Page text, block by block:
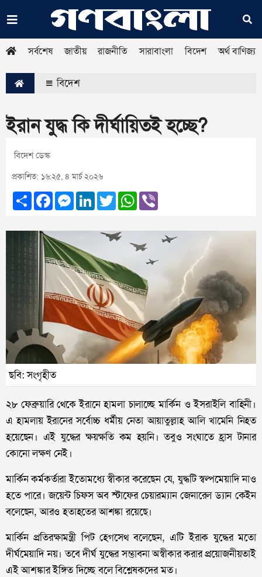
সর্বশেষ জাতীয় রাজনীতি সারাবাংলা বিদেশ অর্থ বাণিজ্য
বিদেশ
ইরান যুদ্ধ কি দীর্ঘায়িতই হচ্ছে?
বিদেশ ডেস্ক
প্রকাশিত: ১৬:২৫, ৪ মার্চ ২০২৬
ShareFacebookMessenger
LinkedInTwitterWhatsApp
ছবি: সংগৃহীত
২৮ ফেব্রুয়ারি থেকে ইরানে হামলা চালাচ্ছে মার্কিন ও ইসরাইলি বাহিনী।
এ হামলায় ইরানের সর্বোচ্চ ধর্মীয় নেতা আয়াতুল্লাহ আলি খামেনি নিহত
হয়েছেন। এই যুদ্ধের ক্ষয়ক্ষতি কম হয়নি। তবুও সংঘাতে হ্রাস টানার
কোনো লক্ষণ নেই।
মার্কিন কর্মকর্তারা ইতোমধ্যে স্বীকার করেছেন যে, যুদ্ধটি স্বল্পমেয়াদি নাও
হতে পারে। জয়েন্ট চিফস অব স্টাফের চেয়ারম্যান জেনারেল ড্যান কেইন
বলেছেন, আরও হতাহতের আশঙ্কা রয়েছে।
মার্কিন প্রতিরক্ষামন্ত্রী পিট হেগসেথ বলেছেন, এটি ইরাক যুদ্ধের মতো
দীর্ঘমেয়াদি নয়। তবে দীর্ঘ যুদ্ধের সম্ভাবনা অস্বীকার করার প্রয়োজনীয়তাই
এই আশঙ্কার ইঙ্গিত দিচ্ছে বলে বিশ্লেষকদের মত।